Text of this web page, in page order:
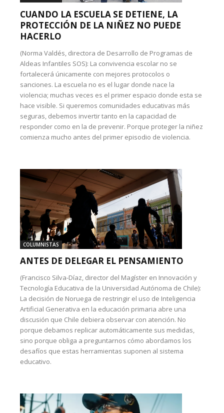
CUANDO LA ESCUELA SE DETIENE, LA
PROTECCIÓN DE LA NIÑEZ NO PUEDE
HACERLO
(Norma Valdés, directora de Desarrollo de Programas de
Aldeas Infantiles SOS): La convivencia escolar no se
fortalecerá únicamente con mejores protocolos o
sanciones. La escuela no es el lugar donde nace la
violencia; muchas veces es el primer espacio donde esta se
hace visible. Si queremos comunidades educativas más
seguras, debemos invertir tanto en la capacidad de
responder como en la de prevenir. Porque proteger la niñez
comienza mucho antes del primer episodio de violencia.
COLUMNISTAS
ANTES DE DELEGAR EL PENSAMIENTO
(Francisco Silva-Díaz, director del Magíster en Innovación y
Tecnología Educativa de la Universidad Autónoma de Chile):
La decisión de Noruega de restringir el uso de Inteligencia
Artificial Generativa en la educación primaria abre una
discusión que Chile debiera observar con atención. No
porque debamos replicar automáticamente sus medidas,
sino porque obliga a preguntarnos cómo abordamos los
desafíos que estas herramientas suponen al sistema
educativo.